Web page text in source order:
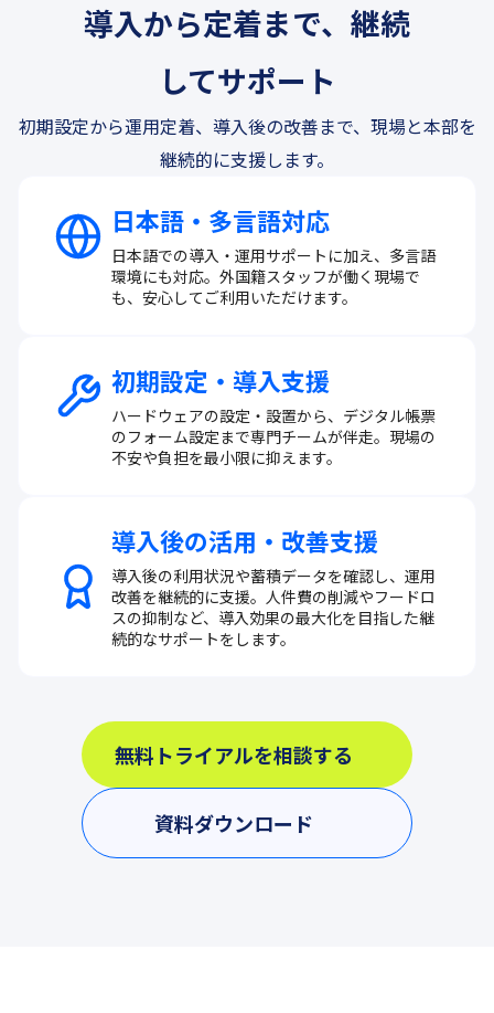
導入から定着まで、継続
してサポート
初期設定から運用定着、導入後の改善まで、現場と本部を
継続的に支援します。
日本語・多言語対応
日本語での導入・運用サポートに加え、多言語
環境にも対応。外国籍スタッフが働く現場で
も、安心してご利用いただけます。
初期設定・導入支援
ハードウェアの設定・設置から、デジタル帳票
のフォーム設定まで専門チームが伴走。現場の
不安や負担を最小限に抑えます。
導入後の活用・改善支援
導入後の利用状況や蓄積データを確認し、運用
改善を継続的に支援。人件費の削減やフードロ
スの抑制など、導入効果の最大化を目指した継
続的なサポートをします。
無料トライアルを相談する
資料ダウンロード